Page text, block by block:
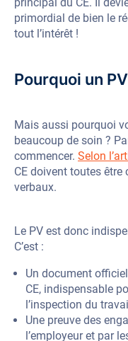
primordial de bien le
tout l’intérêt !
Pourquoi un
Mais aussi pourquoi
beaucoup de soin ?
commencer. Selon
CE doivent toutes être
verbaux.
Le PV est donc
C’est :
Un document
CE, indispensable
l’inspection du
Une preuve des
l’employeur et par